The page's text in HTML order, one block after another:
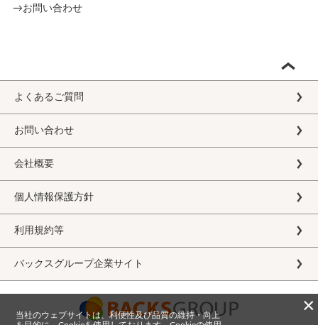
→お問い合わせ
よくあるご質問
お問い合わせ
会社概要
個人情報保護方針
利用規約等
バックスグループ企業サイト
×
当社のウェブサイトは、利便性及び品質の維持・向上